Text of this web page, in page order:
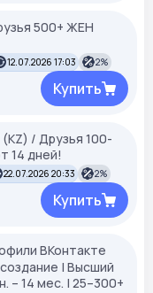
500+ ЖЕН
12.07.2026 17:03 2%
Купить
/ Друзья 100-
14 дней!
22.07.2026 20:33 2%
Купить
ВКонтакте
| Высший
– 14 мес. | 25–300+